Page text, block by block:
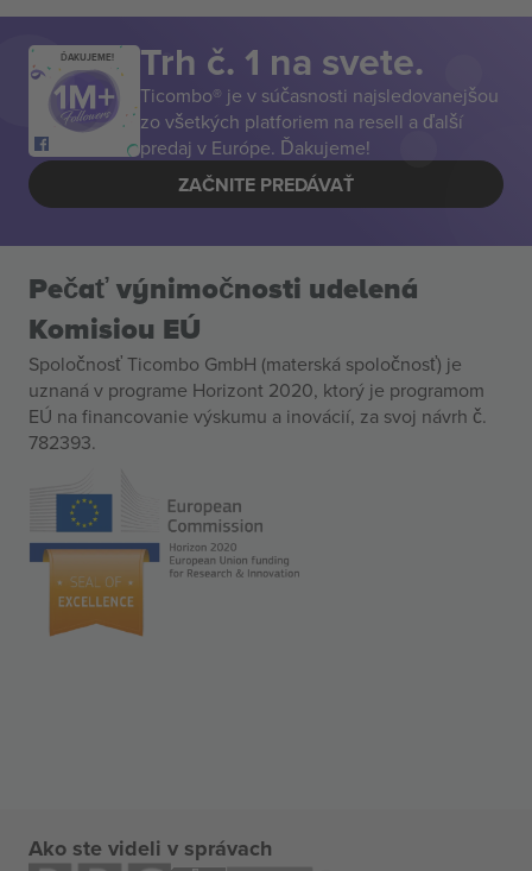
ĎAKUJEME! Trh č. 1 na svete.
Ticombo® je v súčasnosti najsledovanejšou
zo všetkých platforiem na resell a ďalší
predaj v Európe. Ďakujeme!
ZAČNITE PREDÁVAŤ
Pečať výnimočnosti udelená
Komisiou EÚ
Spoločnosť Ticombo GmbH (materská spoločnosť) je
uznaná v programe Horizont 2020, ktorý je programom
EÚ na financovanie výskumu a inovácií, za svoj návrh č.
782393.
Ako ste videli v správach